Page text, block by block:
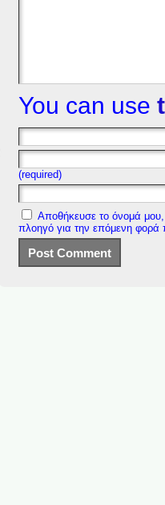
You can use
(required)
Αποθήκευσε το όνομά μου,
πλοηγό για την επόμενη